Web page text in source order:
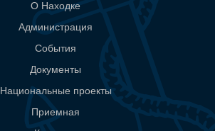
О Находке
Администрация
События
Документы
Национальные проекты
Приемная